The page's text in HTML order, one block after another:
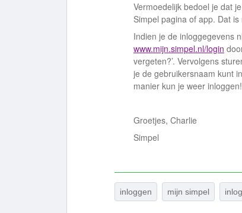
Vermoedelijk bedoel je dat
Simpel pagina of app. Dat is
Indien je de inloggegevens
www.mijn.simpel.nl/login
vergeten?’. Vervolgens
je de gebruikersnaam kunt
manier kun je weer inloggen!
Groetjes, Charlie
Simpel
inloggen mijn simpel